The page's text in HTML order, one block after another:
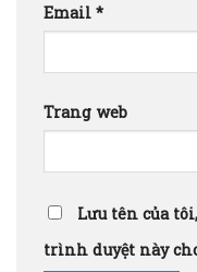
Email *
Trang web
Lưu tên của
trình duyệt này